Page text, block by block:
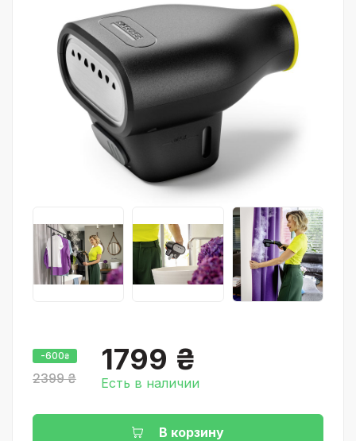
2399 ₴
-600₴ 1799 ₴
Есть в наличии
В корзину